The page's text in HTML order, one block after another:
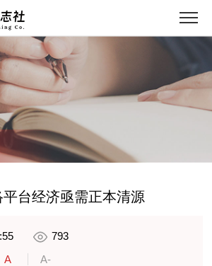
台经济亟需正本清源
793
A A-